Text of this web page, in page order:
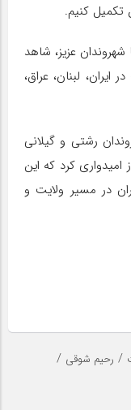
کنیم.
عزیز، شاهد
لبنان، عراق،
رشتی و گیلانی
کرد که این
در مسیر ولایت و
/ رحیم شوقی /